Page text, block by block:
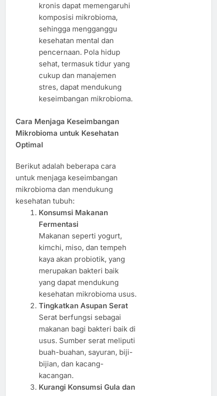
kronis dapat memengaruhi
komposisi mikrobioma,
sehingga mengganggu
kesehatan mental dan
pencernaan. Pola hidup
sehat, termasuk tidur yang
cukup dan manajemen
stres, dapat mendukung
keseimbangan mikrobioma.
Cara Menjaga Keseimbangan
Mikrobioma untuk Kesehatan
Optimal
Berikut adalah beberapa cara
untuk menjaga keseimbangan
mikrobioma dan mendukung
kesehatan tubuh:
Konsumsi Makanan
Fermentasi
Makanan seperti yogurt,
kimchi, miso, dan tempeh
kaya akan probiotik, yang
merupakan bakteri baik
yang dapat mendukung
kesehatan mikrobioma usus.
Tingkatkan Asupan Serat
Serat berfungsi sebagai
makanan bagi bakteri baik di
usus. Sumber serat meliputi
buah-buahan, sayuran, biji-
bijian, dan kacang-
kacangan.
Kurangi Konsumsi Gula dan